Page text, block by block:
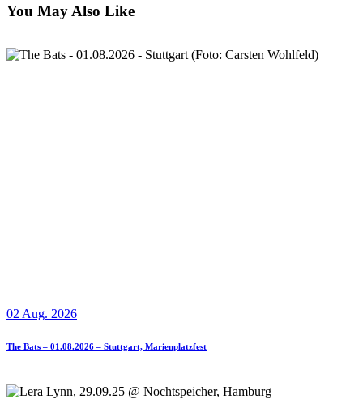
You May Also Like
02 Aug. 2026
The Bats – 01.08.2026 – Stuttgart, Marienplatzfest